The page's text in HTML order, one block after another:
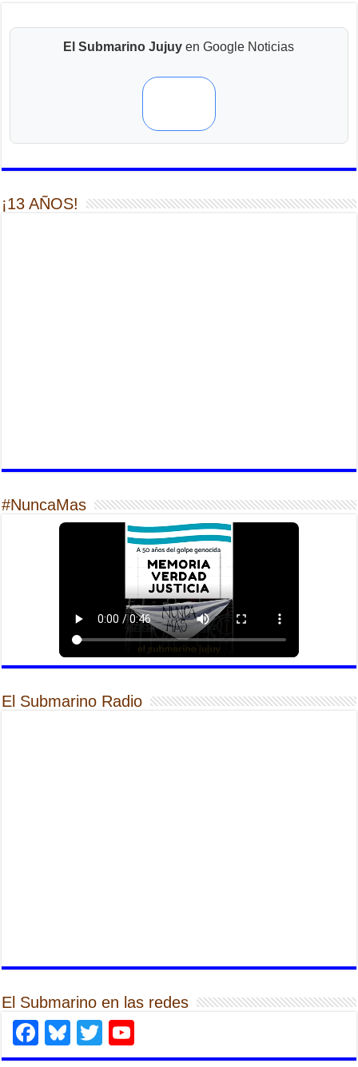
El Submarino Jujuy en Google Noticias
¡13 AÑOS!
#NuncaMas
El Submarino Radio
El Submarino en las redes
Facebook
Bluesky
Twitter